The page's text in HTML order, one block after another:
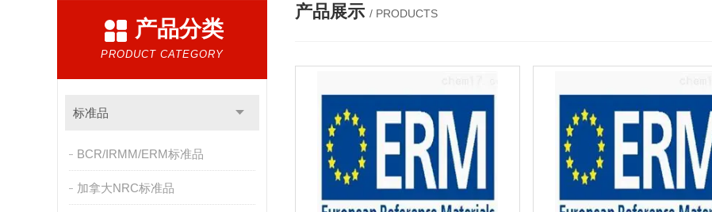
产品分类
PRODUCT CATEGORY
标准品
BCR/IRMM/ERM标准品
加拿大NRC标准品
产品展示 / PRODUCTS